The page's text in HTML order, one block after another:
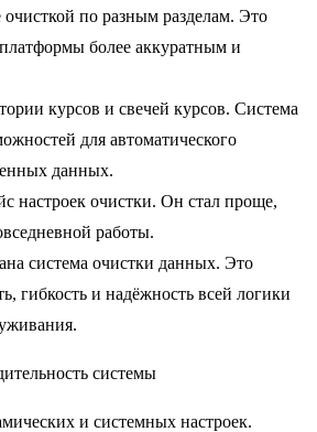
по разным разделам. Это
более аккуратным и
курсов и свечей курсов. Система
для автоматического
данных.
настроек очистки. Он стал проще,
работы.
система очистки данных. Это
гибкость и надёжность всей логики
системы
и системных настроек.